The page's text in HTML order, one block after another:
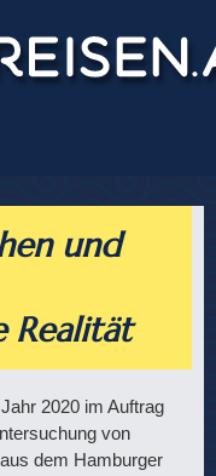
Eine
und
Realität
2020 im Auftrag
von
dem Hamburger